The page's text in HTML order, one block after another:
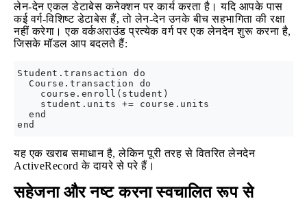
लेन-देन एकल डेटाबेस कनेक्शन पर कार्य करता है। यदि आपके पास
कई वर्ग-विशिष्ट डेटाबेस हैं, तो लेन-देन उनके बीच सहभागिता की रक्षा
नहीं करेगा। एक वर्कअराउंड प्रत्येक वर्ग पर एक लेनदेन शुरू करना है,
जिसके मॉडल आप बदलते हैं:
Student.transaction do
  Course.transaction do
    course.enroll(student)
    student.units += course.units
  end
यह एक खराब समाधान है, लेकिन पूरी तरह से वितरित लेनदेन
ActiveRecord के दायरे से परे हैं।
सहेजना और नष्ट करना स्वचालित रूप से